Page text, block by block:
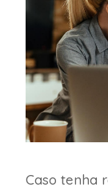
Caso tenha